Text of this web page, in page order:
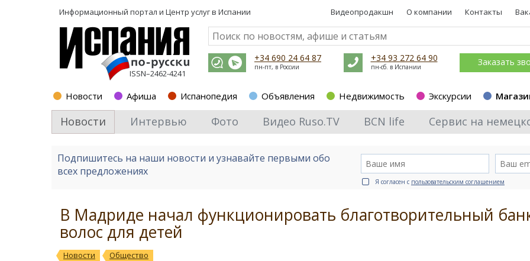
Информационный портал и Центр услуг в Испании Видеопродакшн О компании Контакты
ISSN–2462-4241
+34 690 24 64 87
пн-пт, в России
+34 93 272 64 90
пн-сб. в Испании Заказать
Новости Афиша Испанопедия Объявления Недвижимость Экскурсии
Новости Интервью Фото Видео Ruso.TV BCN life Сервис на
Подпишитесь на наши новости и узнавайте первыми обо
всех предложениях
Я согласен с пользовательским соглашением
В Мадриде начал функционировать благотворительный
волос для детей
Новости Общество